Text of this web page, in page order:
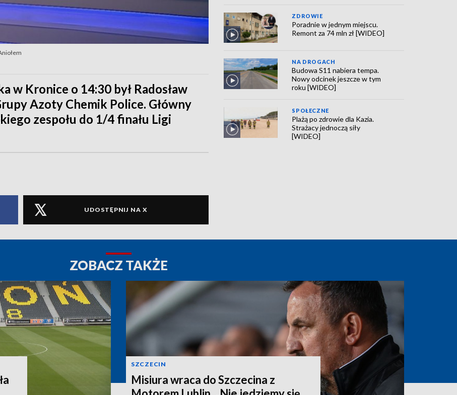
w Kronice o 14:30 był Radosław
Azoty Chemik Police. Główny
zespołu do 1/4 finału Ligi
UDOSTĘPNIJ NA X
ZDROWIE
Poradnie w jednym miejscu.
Remont za 74 mln zł [WIDEO]
NA DROGACH
Budowa S11 nabiera tempa.
Nowy odcinek jeszcze w tym
roku [WIDEO]
SPOŁECZNE
Plażą po zdrowie dla Kazia.
Strażacy jednoczą siły
[WIDEO]
ZOBACZ TAKŻE
SZCZECIN
Misiura wraca do Szczecina z